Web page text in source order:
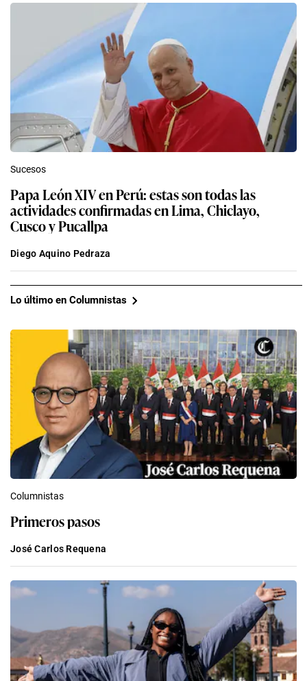
Sucesos
Papa León XIV en Perú: estas son todas las
actividades confirmadas en Lima, Chiclayo,
Cusco y Pucallpa
Diego Aquino Pedraza
Lo último en Columnistas
Columnistas
Primeros pasos
José Carlos Requena